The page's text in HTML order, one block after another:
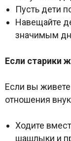
Пусть дети
Навещайте
значимым
Если старики
Если вы
отношения
Ходите
шашлыки и